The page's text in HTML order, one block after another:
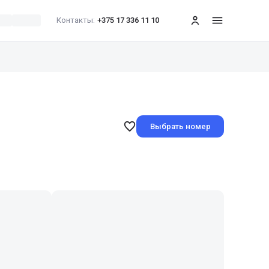
Контакты: +375 17 336 11 10 меню
Выбрать номер